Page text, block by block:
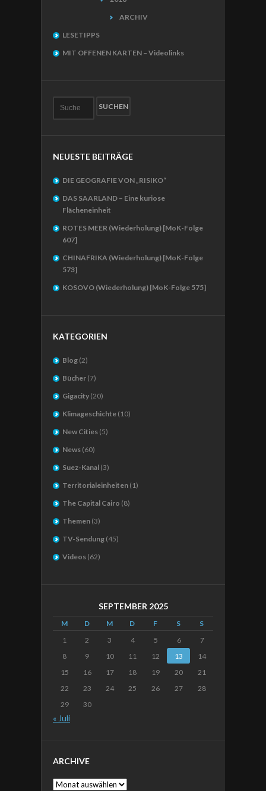
ARCHIV
LESETIPPS
MIT OFFENEN KARTEN – Videolinks
NEUESTE BEITRÄGE
DIE GEOGRAFIE VON „RISIKO“
DAS SAARLAND – Eine kuriose
Flächeneinheit
ROTES MEER (Wiederholung) [MoK-Folge
607]
CHINAFRIKA (Wiederholung) [MoK-Folge
573]
KOSOVO (Wiederholung) [MoK-Folge 575]
KATEGORIEN
Blog (2)
Bücher (7)
Gigacity (20)
Klimageschichte (10)
New Cities (5)
News (60)
Suez-Kanal (3)
Territorialeinheiten (1)
The Capital Cairo (8)
Themen (3)
TV-Sendung (45)
Videos (62)
SEPTEMBER 2025
M D M D F S
S
1
2 3 4 5 6
7
8
9 10 11 12 13
14
15
16 17 18 19 20
21
22
23 24 25 26 27
28
29
30
« Juli
ARCHIVE
Archive